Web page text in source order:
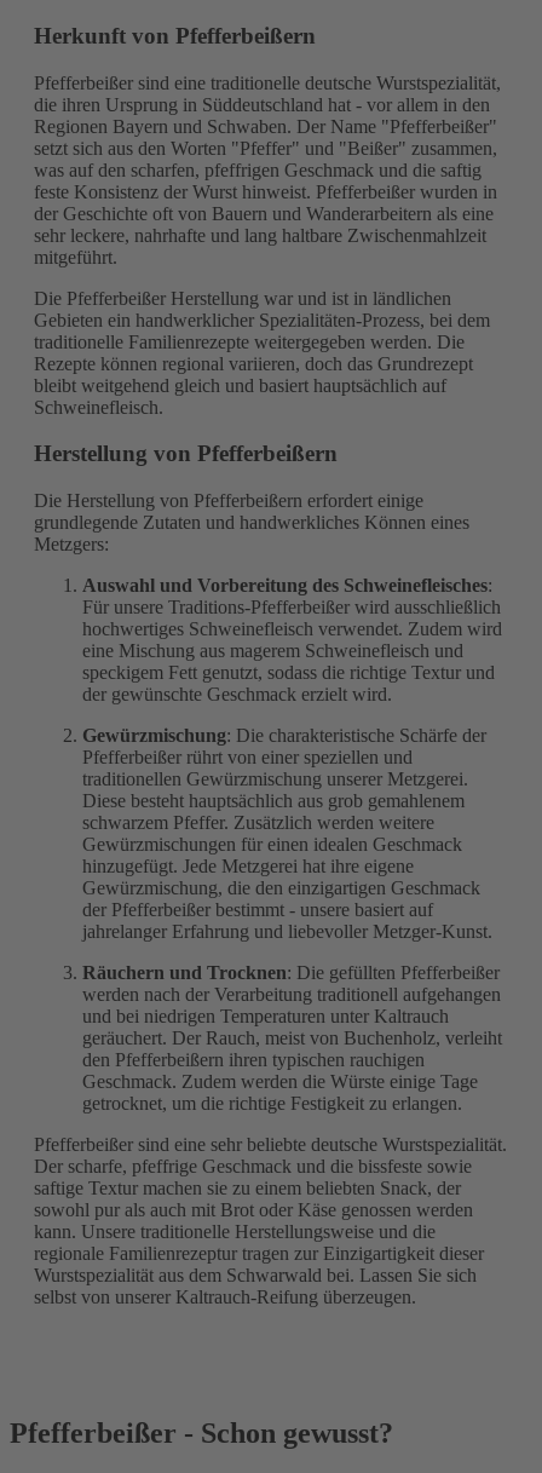
Herkunft von Pfefferbeißern
Pfefferbeißer sind eine traditionelle deutsche Wurstspezialität,
die ihren Ursprung in Süddeutschland hat - vor allem in den
Regionen Bayern und Schwaben. Der Name "Pfefferbeißer"
setzt sich aus den Worten "Pfeffer" und "Beißer" zusammen,
was auf den scharfen, pfeffrigen Geschmack und die saftig
feste Konsistenz der Wurst hinweist. Pfefferbeißer wurden in
der Geschichte oft von Bauern und Wanderarbeitern als eine
sehr leckere, nahrhafte und lang haltbare Zwischenmahlzeit
mitgeführt.
Die Pfefferbeißer Herstellung war und ist in ländlichen
Gebieten ein handwerklicher Spezialitäten-Prozess, bei dem
traditionelle Familienrezepte weitergegeben werden. Die
Rezepte können regional variieren, doch das Grundrezept
bleibt weitgehend gleich und basiert hauptsächlich auf
Schweinefleisch.
Herstellung von Pfefferbeißern
Die Herstellung von Pfefferbeißern erfordert einige
grundlegende Zutaten und handwerkliches Können eines
Metzgers:
Auswahl und Vorbereitung des Schweinefleisches:
Für unsere Traditions-Pfefferbeißer wird ausschließlich
hochwertiges Schweinefleisch verwendet. Zudem wird
eine Mischung aus magerem Schweinefleisch und
speckigem Fett genutzt, sodass die richtige Textur und
der gewünschte Geschmack erzielt wird.
Gewürzmischung: Die charakteristische Schärfe der
Pfefferbeißer rührt von einer speziellen und
traditionellen Gewürzmischung unserer Metzgerei.
Diese besteht hauptsächlich aus grob gemahlenem
schwarzem Pfeffer. Zusätzlich werden weitere
Gewürzmischungen für einen idealen Geschmack
hinzugefügt. Jede Metzgerei hat ihre eigene
Gewürzmischung, die den einzigartigen Geschmack
der Pfefferbeißer bestimmt - unsere basiert auf
jahrelanger Erfahrung und liebevoller Metzger-Kunst.
Räuchern und Trocknen: Die gefüllten Pfefferbeißer
werden nach der Verarbeitung traditionell aufgehangen
und bei niedrigen Temperaturen unter Kaltrauch
geräuchert. Der Rauch, meist von Buchenholz, verleiht
den Pfefferbeißern ihren typischen rauchigen
Geschmack. Zudem werden die Würste einige Tage
getrocknet, um die richtige Festigkeit zu erlangen.
Pfefferbeißer sind eine sehr beliebte deutsche Wurstspezialität.
Der scharfe, pfeffrige Geschmack und die bissfeste sowie
saftige Textur machen sie zu einem beliebten Snack, der
sowohl pur als auch mit Brot oder Käse genossen werden
kann. Unsere traditionelle Herstellungsweise und die
regionale Familienrezeptur tragen zur Einzigartigkeit dieser
Wurstspezialität aus dem Schwarwald bei. Lassen Sie sich
selbst von unserer Kaltrauch-Reifung überzeugen.
Pfefferbeißer - Schon gewusst?